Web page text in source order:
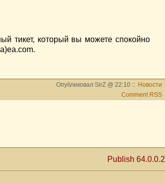
тикет, который вы можете спокойно
Опубликовал SirZ @ 22:10 :: Новости
Comment RSS
Publish 64.0.0.2